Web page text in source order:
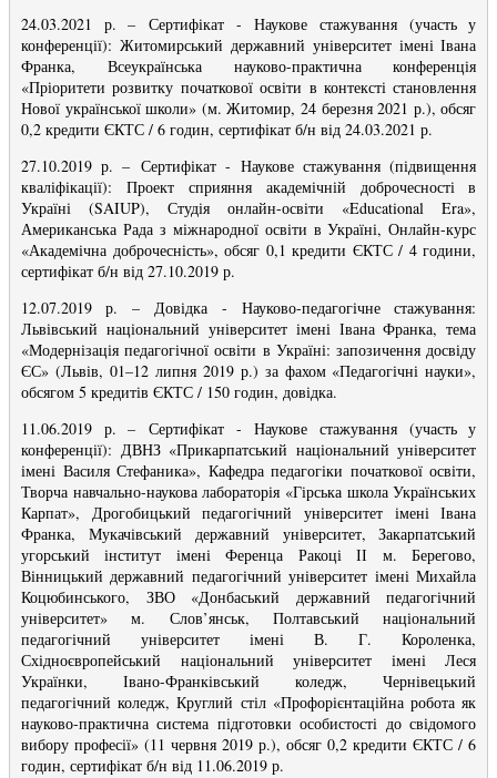
24.03.2021 р.– Сертифікат -Наукове стажування (участь у
конференції): Житомирський державний університет імені Івана
Франка, Всеукраїнська науково-практична конференція
«Пріоритети розвитку початкової освіти в контексті становлення
Нової української школи» (м. Житомир, 24 березня 2021 р.), обсяг
0,2 кредити ЄКТС / 6 годин, сертифікат б/н від 24.03.2021 р.
27.10.2019 р.– Сертифікат -Наукове стажування (підвищення
кваліфікації): Проект сприяння академічній доброчесності в
Україні (SAIUP), Студія онлайн-освіти «Educational Era»,
Американська Рада з міжнародної освіти в Україні, Онлайн-курс
«Академічна доброчесність», обсяг 0,1 кредити ЄКТС / 4 години,
сертифікат б/н від 27.10.2019 р.
12.07.2019 р. –Довідка - Науково-педагогічне стажування:
Львівський національний університет імені Івана Франка, тема
«Модернізація педагогічної освіти в Україні: запозичення досвіду
ЄС» (Львів, 01–12 липня 2019 р.) за фахом «Педагогічні науки»,
обсягом 5 кредитів ЄКТС / 150 годин, довідка.
11.06.2019 р.– Сертифікат -Наукове стажування (участь у
конференції): ДВНЗ «Прикарпатський національний університет
імені Василя Стефаника», Кафедра педагогіки початкової освіти,
Творча навчально-наукова лабораторія «Гірська школа Українських
Карпат», Дрогобицький педагогічний університет імені Івана
Франка, Мукачівський державний університет, Закарпатський
угорський інститут імені Ференца Ракоці ІІ м. Берегово,
Вінницький державний педагогічний університет імені Михайла
Коцюбинського, ЗВО «Донбаський державний педагогічний
університет» м. Слов’янськ, Полтавський національний
педагогічний університет імені В. Г. Короленка,
Східноєвропейський національний університет імені Леся
Українки, Івано-Франківський коледж, Чернівецький
педагогічний коледж, Круглий стіл «Профорієнтаційна робота як
науково-практична система підготовки особистості до свідомого
вибору професії» (11 червня 2019 р.), обсяг 0,2 кредити ЄКТС / 6
годин, сертифікат б/н від 11.06.2019 р.